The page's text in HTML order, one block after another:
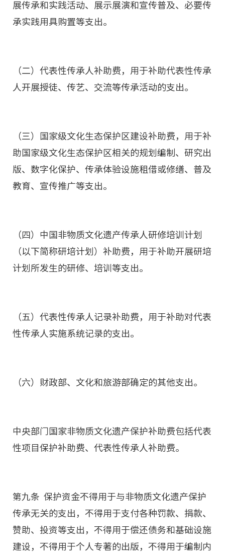
展传承和实践活动、展示展演和宣传普及、必要传
承实践用具购置等支出。
（二）代表性传承人补助费，用于补助代表性传承
人开展授徒、传艺、交流等传承活动的支出。
（三）国家级文化生态保护区建设补助费，用于补
助国家级文化生态保护区相关的规划编制、研究出
版、数字化保护、传承体验设施租借或修缮、普及
教育、宣传推广等支出。
（四）中国非物质文化遗产传承人研修培训计划
（以下简称研培计划）补助费，用于补助开展研培
计划所发生的研修、培训等支出。
（五）代表性传承人记录补助费，用于补助对代表
性传承人实施系统记录的支出。
（六）财政部、文化和旅游部确定的其他支出。
中央部门国家非物质文化遗产保护补助费包括代表
性项目保护补助费、代表性传承人补助费。
第九条 保护资金不得用于与非物质文化遗产保护
传承无关的支出，不得用于支付各种罚款、捐款、
赞助、投资等支出，不得用于偿还债务和基础设施
建设，不得用于个人专著的出版，不得用于编制内